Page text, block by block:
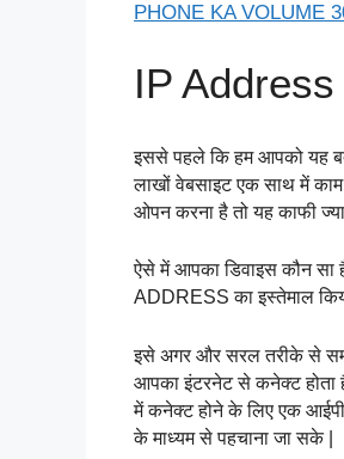
PHONE KA VOLUME
IP
इससे पहले कि हम आपको यह
लाखों वेबसाइट एक साथ में
ओपन करना है तो यह काफी
ऐसे में आपका डिवाइस कौन सा
ADDRESS का इस्तेमाल
इसे अगर और सरल तरीके से
आपका इंटरनेट से कनेक्ट होता
में कनेक्ट होने के लिए एक
के माध्यम से पहचाना जा सके |